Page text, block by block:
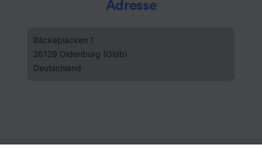
Adresse
Bäckeplacken 1
26129 Oldenburg (Oldb)
Deutschland